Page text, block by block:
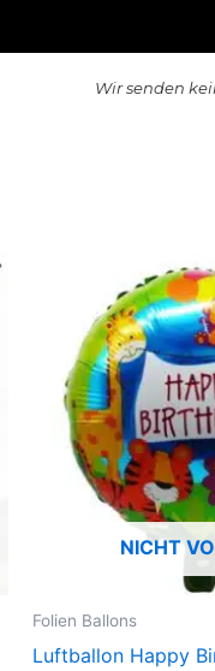
Wir senden
NICHT
Folien Ballons
Luftballon Happy